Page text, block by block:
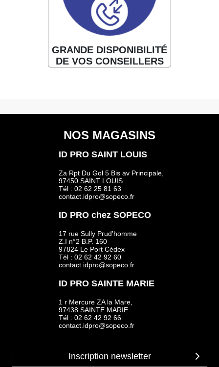
GRANDE DISPONIBILITÉ
DE VOS CONSEILLERS
NOS MAGASINS
ID PRO SAINT LOUIS
Za Rpt Du Gol 5 Bis av Principale,
97450 SAINT LOUIS
Tél : 02 62 25 81 63
contact.idpro@sopeco.fr
ID PRO chez SOPECO
17 rue Sully Prud'homme
Z.I n°2 B.P. 160
97824 Le Port Cédex
Tél : 02 62 42 92 60
contact.idpro@sopeco.fr
ID PRO SAINTE MARIE
1 r Mercure ZA la Mare,
97438 SAINTE MARIE
Tél : 02 62 42 92 66
contact.idpro@sopeco.fr